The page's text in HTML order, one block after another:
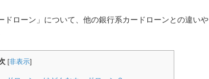
ドローン」について、他の銀行系カードローンとの違いや
[非表示]